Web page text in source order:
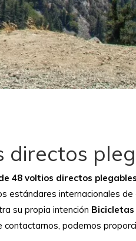
directos
48 voltios directos
estándares internacionales de
su propia intención
podemos